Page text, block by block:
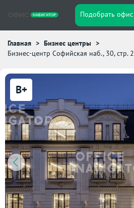
Подобрать офис
Главная
Бизнес центры
Бизнес-центр Софийская наб., 30, стр. 2
B+